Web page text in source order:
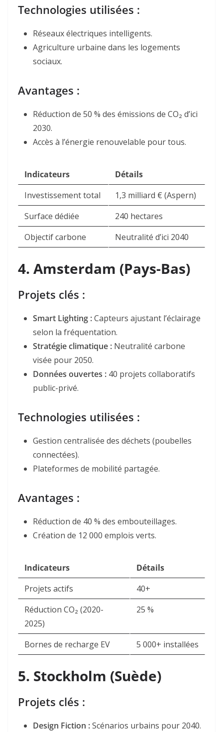
Technologies utilisées :
Réseaux électriques intelligents.
Agriculture urbaine dans les logements
sociaux.
Avantages :
Réduction de 50 % des émissions de CO₂ d’ici
2030.
Accès à l’énergie renouvelable pour tous.
Indicateurs
Détails
Investissement total
1,3 milliard € (Aspern)
Surface dédiée
240 hectares
Objectif carbone
Neutralité d’ici 2040
4. Amsterdam (Pays-Bas)
Projets clés :
Smart Lighting :Capteurs ajustant l’éclairage
selon la fréquentation.
Stratégie climatique : Neutralité carbone
visée pour 2050.
Données ouvertes : 40 projets collaboratifs
public-privé.
Technologies utilisées :
Gestion centralisée des déchets (poubelles
connectées).
Plateformes de mobilité partagée.
Avantages :
Réduction de 40 % des embouteillages.
Création de 12 000 emplois verts.
Indicateurs
Détails
Projets actifs
40+
Réduction CO₂ (2020-
2025)
25 %
Bornes de recharge EV 5 000+ installées
5. Stockholm (Suède)
Projets clés :
Design Fiction :Scénarios urbains pour 2040.